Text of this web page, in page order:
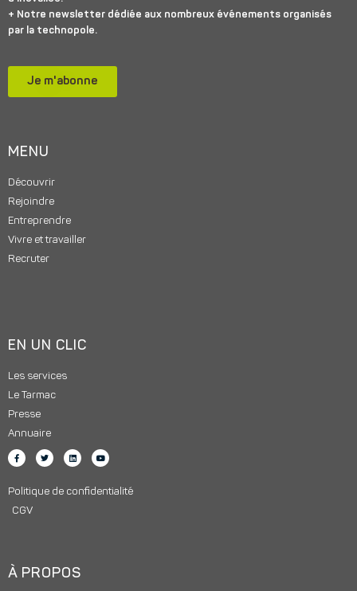
+ Notre newsletter dédiée aux nombreux événements organisés
par la technopole.
Je m'abonne
MENU
Découvrir
Rejoindre
Entreprendre
Vivre et travailler
Recruter
EN UN CLIC
Les services
Le Tarmac
Presse
Annuaire
Politique de confidentialité
CGV
À PROPOS